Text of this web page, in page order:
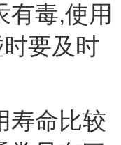
有毒,使用
要及时
寿命比较